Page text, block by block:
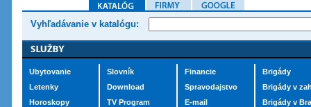
Vyhľadávanie v katalógu:
Ubytovanie
Letenky
Horoskopy
Slovník
Download
TV Program
Financie
Spravodajstvo
E-mail
Brigády
Brigády v
Brigády v